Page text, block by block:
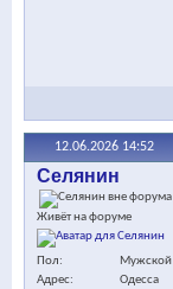
12.06.2026 14:52
Селянин
Живёт на форуме
Пол
Мужской
Адрес
Одесса